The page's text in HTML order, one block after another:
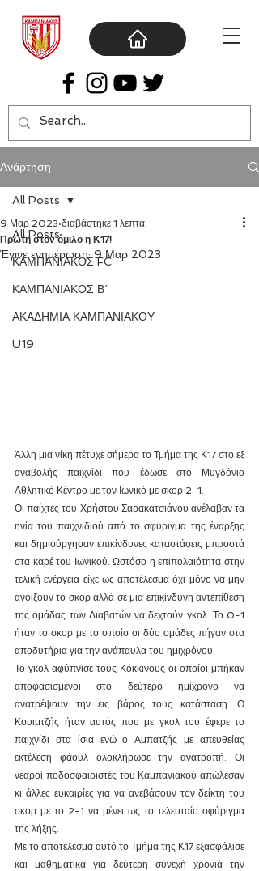
Ανάρτηση
All Posts
ΚΑΜΠΑΝΙΑΚΟΣ FC
ΚΑΜΠΑΝΙΑΚΟΣ Β΄
ΑΚΑΔΗΜΙΑ ΚΑΜΠΑΝΙΑΚΟΥ
U19
All Posts
Πρώτη στον όμιλο η Κ17!
9 Μαρ 2023 διαβάστηκε 1 λεπτά
Έγινε ενημέρωση: 9 Μαρ 2023
Άλλη μια νίκη πέτυχε σήμερα το Τμήμα της Κ17 στο εξ
αναβολής παιχνίδι που έδωσε στο Μυγδόνιο
Αθλητικό Κέντρο με τον Ιωνικό με σκορ 2-1.
Οι παίχτες του Χρήστου Σαρακατσιάνου ανέλαβαν τα
ηνία του παιχνιδιού από το σφύριγμα της έναρξης
και δημιούργησαν επικίνδυνες καταστάσεις μπροστά
στα καρέ του Ιωνικού. Ωστόσο η επιπολαιότητα στην
τελική ενέργεια είχε ως αποτέλεσμα όχι μόνο να μην
ανοίξουν το σκορ αλλά σε μια επικίνδυνη αντεπίθεση
της ομάδας των Διαβατών να δεχτούν γκολ. Το 0-1
ήταν το σκορ με το οποίο οι δύο ομάδες πήγαν στα
αποδυτήρια για την ανάπαυλα του ημιχρόνου.
Το γκολ αφύπνισε τους Κόκκινους οι οποίοι μπήκαν
αποφασισμένοι στο δεύτερο ημίχρονο να
ανατρέψουν την εις βάρος τους κατάσταση. Ο
Κουιμτζής ήταν αυτός που με γκολ του έφερε το
παιχνίδι στα ίσια ενώ ο Αμπατζής με απευθείας
εκτέλεση φάουλ ολοκλήρωσε την ανατροπή. Οι
νεαροί ποδοσφαιριστές του Καμπανιακού απώλεσαν
κι άλλες ευκαιρίες για να ανεβάσουν τον δείκτη του
σκορ με το 2-1 να μένει ως το τελευταίο σφύριγμα
της λήξης.
Με το αποτέλεσμα αυτό το Τμήμα της Κ17 εξασφάλισε
και μαθηματικά για δεύτερη συνεχή χρονιά την